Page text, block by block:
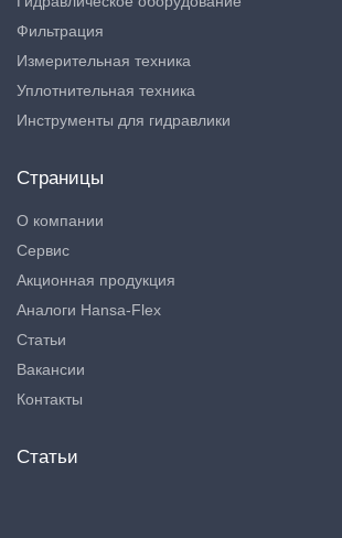
Фильтрация
Измерительная техника
Уплотнительная техника
Инструменты для гидравлики
Страницы
О компании
Сервис
Акционная продукция
Аналоги Hansa-Flex
Статьи
Вакансии
Контакты
Статьи